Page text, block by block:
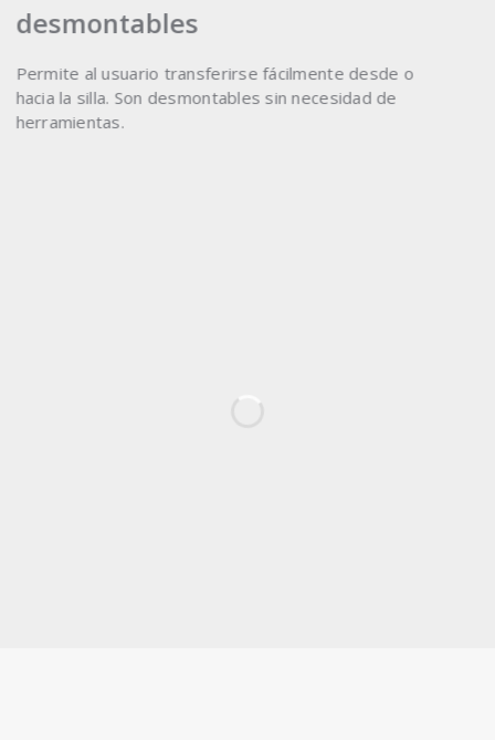
desmontables
Permite al usuario transferirse fácilmente desde o
hacia la silla. Son desmontables sin necesidad de
herramientas.